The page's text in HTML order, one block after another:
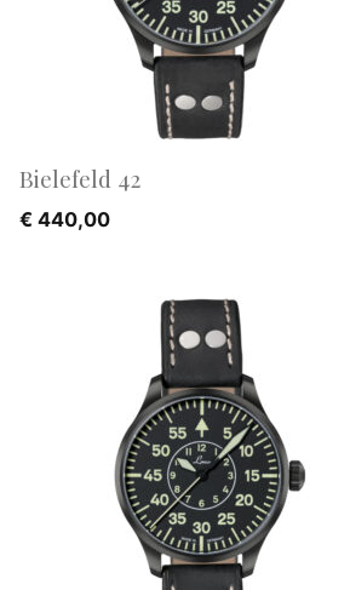
Bielefeld 42
€ 440,00